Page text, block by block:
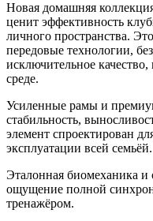
Новая домашняя
ценит эффективность
личного пространства.
передовые технологии,
исключительное
среде.
Усиленные рамы и
стабильность,
элемент спроектирован
эксплуатации всей семьёй.
Эталонная биомеханика
ощущение полной
тренажёром.